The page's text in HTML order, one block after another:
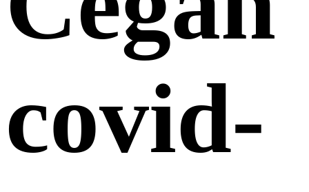
covid-